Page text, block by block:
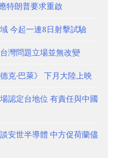
特朗普要求重啟
今起一連8日射擊試驗
灣問題立場並無改變
克·巴萊》 下月大陸上映
認定台地位 有責任與中國
安世半導體 中方促荷蘭儘